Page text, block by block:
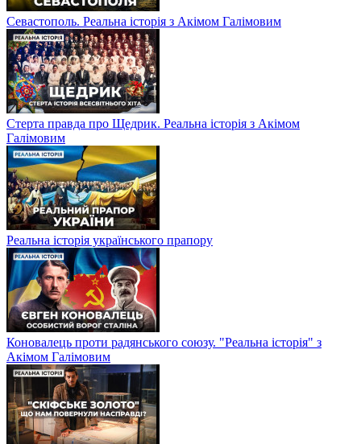
Севастополь. Реальна історія з Акімом Галімовим
Стерта правда про Щедрик. Реальна історія з Акімом
Галімовим
Реальна історія українського прапору
Коновалець проти радянського союзу. "Реальна історія" з
Акімом Галімовим